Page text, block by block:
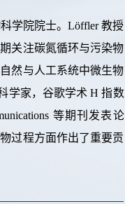
学院院士。Löffler教授
关注碳氮循环与污染物
然与人工系统中微生物
学家，谷歌学术H指数
等期刊发表论
过程方面作出了重要贡